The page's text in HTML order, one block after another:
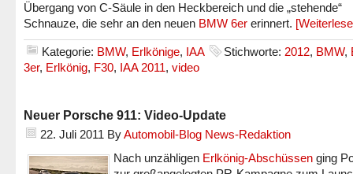
Übergang von C-Säule in den Heckbereich und die „stehende“
Schnauze, die sehr an den neuen BMW 6er erinnert.
Kategorie: BMW, Erlkönige, IAA Stichworte: 2012, BMW,
3er, Erlkönig, F30, IAA 2011, video
Neuer Porsche 911: Video-Update
22. Juli 2011 ByAutomobil-Blog News-Redaktion
Nach unzähligen Erlkönig-Abschüssen ging